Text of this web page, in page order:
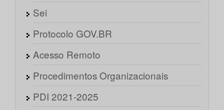
Sei
Protocolo GOV.BR
Acesso Remoto
Procedimentos Organizacionais
PDI 2021-2025